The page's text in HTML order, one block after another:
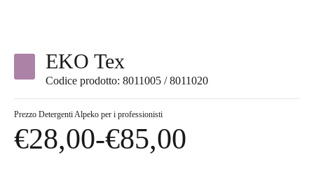
EKO Tex
Codice prodotto: 8011005 / 8011020
Prezzo Detergenti Alpeko per i professionisti
€28,00-€85,00
Fascia